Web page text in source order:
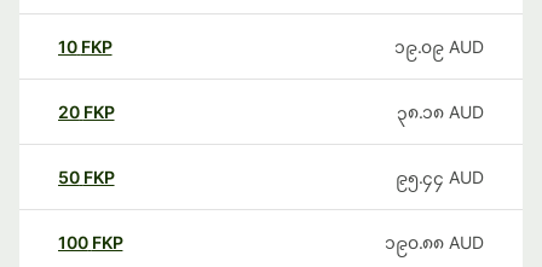
10 FKP ၁၉.၀၉ AUD
20 FKP ၃၈.၁၈ AUD
50 FKP ၉၅.၄၄ AUD
100 FKP ၁၉၀.၈၈ AUD